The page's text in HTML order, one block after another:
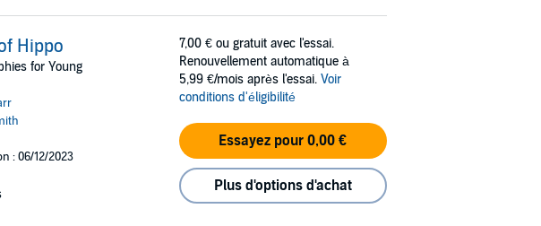
Hippo
for Young
: 06/12/2023
7,00 € ou gratuit avec l'essai.
Renouvellement automatique à
5,99 €/mois après l'essai. Voir
conditions d'éligibilité
Essayez pour 0,00 €
Plus d'options d'achat